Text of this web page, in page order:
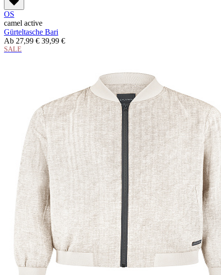
OS
camel active
Gürteltasche Bari
Ab 27,99 € 39,99 €
SALE